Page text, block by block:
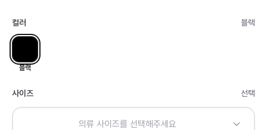
컬러 블랙
블랙
사이즈 선택
의류 사이즈를 선택해주세요